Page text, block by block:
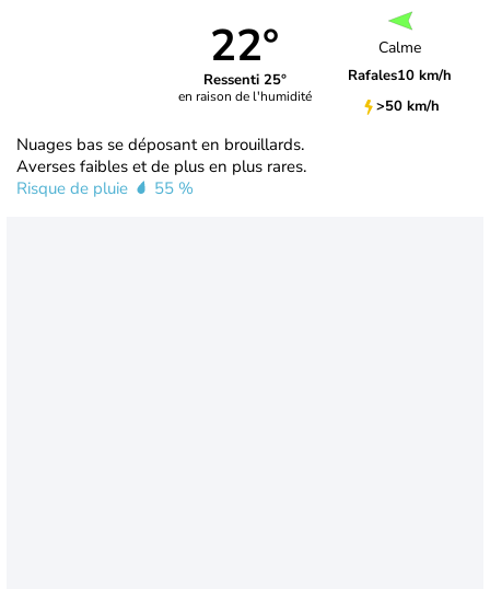
22°
Ressenti 25°
en raison de l'humidité
Calme
Rafales10 km/h
>50 km/h
Nuages bas se déposant en brouillards.
Averses faibles et de plus en plus rares.
Risque de pluie
55 %